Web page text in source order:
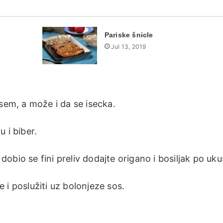
Pariske šnicle
Jul 13, 2019
a može i da se isecka.
i biber.
se fini preliv dodajte origano i bosiljak po
i poslužiti uz bolonjeze sos.